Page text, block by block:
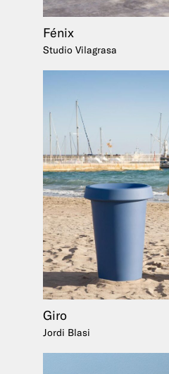
Fénix
Studio Vilagrasa
Giro
Jordi Blasi